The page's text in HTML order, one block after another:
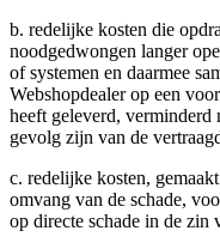
b. redelijke kosten die
noodgedwongen langer
of systemen en daarmee
Webshopdealer op een
heeft geleverd, verminderd
gevolg zijn van de
c. redelijke kosten,
omvang van de schade,
op directe schade in de zin